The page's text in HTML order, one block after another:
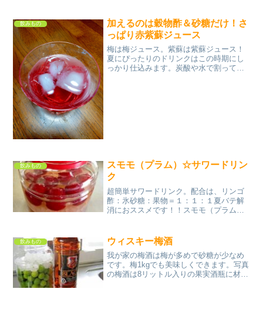
なのレビュー
飲みもの
加えるのは穀物酢＆砂糖だけ！さ
っぱり赤紫蘇ジュース
梅は梅ジュース。紫蘇は紫蘇ジュース！
夏にぴったりのドリンクはこの時期にし
っかり仕込みます。炭酸や水で割ってく
飲みもの
スモモ（プラム）☆サワードリン
ク
超簡単サワードリンク。配合は、リンゴ
酢：氷砂糖：果物＝１：１：１夏バテ解
消におススメです！！スモモ（プラム）
1時間以上 500円前後 材料スモモ（プラ
ム）氷砂糖リ...
飲みもの ウィスキー梅酒
我が家の梅酒は梅が多めで砂糖が少なめ
です。梅1kgでも美味しくできます。写真
の梅酒は8リットル入りの果実酒瓶に材料